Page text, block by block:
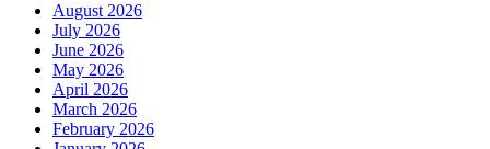
August 2026
July 2026
June 2026
May 2026
April 2026
March 2026
February 2026